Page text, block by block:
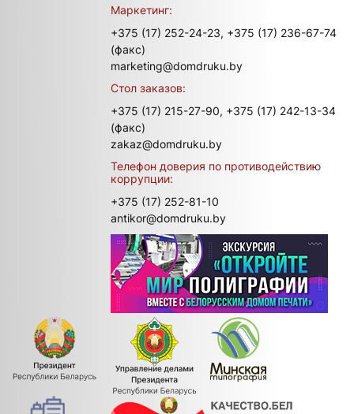
Маркетинг:
+375 (17) 252-24-23, +375 (17) 236-67-74
(факс)
marketing@domdruku.by
Стол заказов:
+375 (17) 215-27-90, +375 (17) 242-13-34
(факс)
zakaz@domdruku.by
Телефон доверия по противодействию
коррупции:
+375 (17) 252-81-10
antikor@domdruku.by